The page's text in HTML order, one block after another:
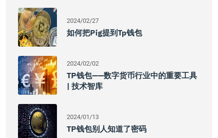
2024/02/27
如何把pig提到tp钱包
2024/02/02
TP钱包——数字货币行业中的重要工具
| 技术智库
2024/01/13
TP钱包别人知道了密码